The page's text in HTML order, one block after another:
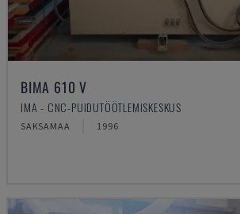
BIMA 610 V
IMA - CNC-PUIDUTÖÖTLEMISKESKUS
SAKSAMAA 1996